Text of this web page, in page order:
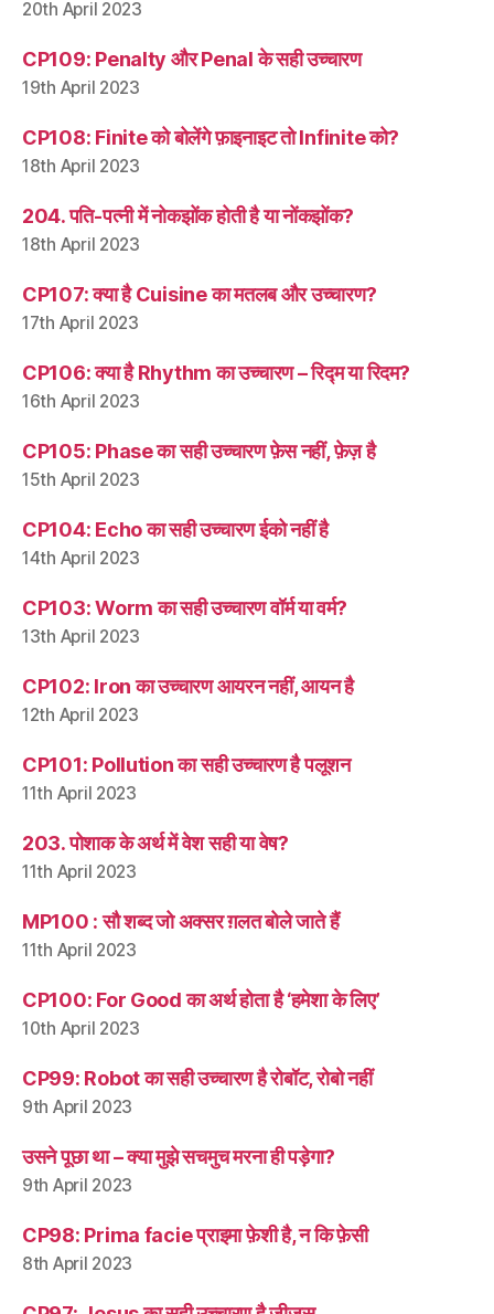
20th April 2023
CP109: Penalty और Penal के सही उच्चारण
19th April 2023
CP108: Finite को बोलेंगे फ़ाइनाइट तो Infinite को?
18th April 2023
204. पति-पत्नी में नोकझोंक होती है या नोंकझोंक?
18th April 2023
CP107: क्या है Cuisine का मतलब और उच्चारण?
17th April 2023
CP106: क्या है Rhythm का उच्चारण – रिद्म या रिदम?
16th April 2023
CP105: Phase का सही उच्चारण फ़ेस नहीं, फ़ेज़ है
15th April 2023
CP104: Echo का सही उच्चारण ईको नहीं है
14th April 2023
CP103: Worm का सही उच्चारण वॉर्म या वर्म?
13th April 2023
CP102: Iron का उच्चारण आयरन नहीं, आयन है
12th April 2023
CP101: Pollution का सही उच्चारण है पलूशन
11th April 2023
203. पोशाक के अर्थ में वेश सही या वेष?
11th April 2023
MP100 : सौ शब्द जो अक्सर ग़लत बोले जाते हैं
11th April 2023
CP100: For Good का अर्थ होता है ‘हमेशा के लिए’
10th April 2023
CP99: Robot का सही उच्चारण है रोबॉट, रोबो नहीं
9th April 2023
उसने पूछा था – क्या मुझे सचमुच मरना ही पड़ेगा?
9th April 2023
CP98: Prima facie प्राइमा फ़ेशी है, न कि फ़ेसी
8th April 2023